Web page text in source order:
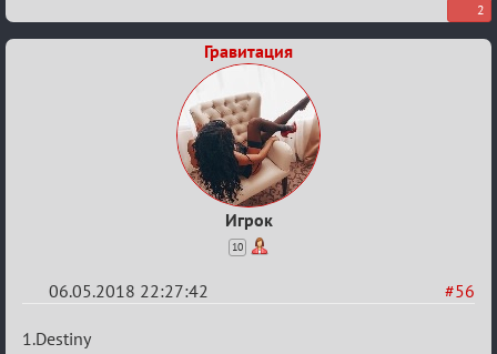
2
Гравитация
Игрок
10
#56
06.05.2018 22:27:42
Re:
1.Destiny